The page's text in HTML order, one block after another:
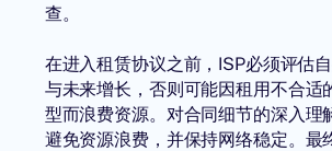
查。
在进入租赁协议之前，ISP必须评估
与未来增长，否则可能因租用不合适
型而浪费资源。对合同细节的深入理
避免资源浪费，并保持网络稳定。最